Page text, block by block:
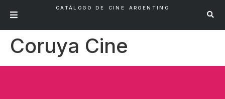
CATÁLOGO DE CINE ARGENTINO
Coruya Cine